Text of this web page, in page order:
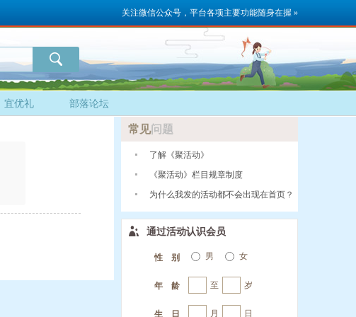
关注微信公众号，平台各项主要功能随身在握 »
宜优礼 部落论坛
常见问题
了解《聚活动》
《聚活动》栏目规章制度
为什么我发的活动都不会出现在首页？
通过活动认识会员
性 别 男 女
年 龄 至 岁
生 日 月 日